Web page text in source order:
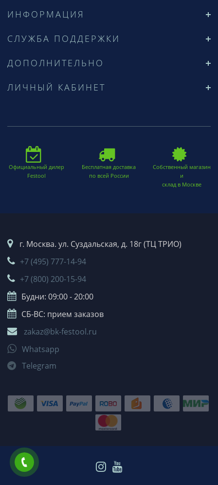
ИНФОРМАЦИЯ
СЛУЖБА ПОДДЕРЖКИ
ДОПОЛНИТЕЛЬНО
ЛИЧНЫЙ КАБИНЕТ
Официальный дилер
Festool
Бесплатная доставка
по всей России
Собственный магазин
и
склад в Москве
г. Москва. ул. Суздальская, д. 18г (ТЦ ТРИО)
+7 (495) 777-14-94
+7 (800) 200-15-94
Будни: 09:00 - 20:00
СБ-ВС: прием заказов
zakaz@bk-festool.ru
Whatsapp
Telegram